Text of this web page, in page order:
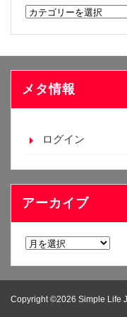
カ
リ
ー
メタ情報
ログイン
アーカイブ
ア
ブ
Copyright ©2026 Simple Life